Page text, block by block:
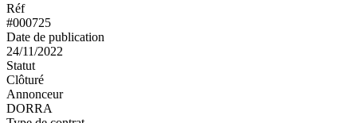
Réf
#000725
Date de publication
24/11/2022
Statut
Clôturé
Annonceur
DORRA